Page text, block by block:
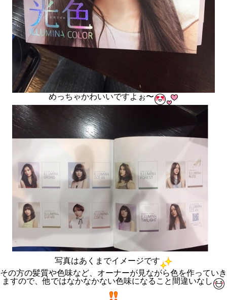
めっちゃかわいいですよぉ〜
写真はあくまでイメージです
その方の髪質や色味など、オーナーが見ながら色を作っていき
ますので、他ではなかなかない色味になること間違いなし